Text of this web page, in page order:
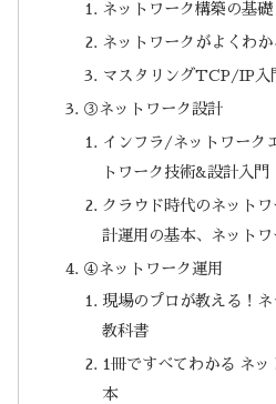
ネットワーク構築の基礎
ネットワークがよくわ
マスタリングTCP/IP入
③ネットワーク設計
インフラ/ネットワーク
トワーク技術&設計入門
クラウド時代のネット
計運用の基本、ネット
④ネットワーク運用
現場のプロが教える！
教科書
1冊ですべてわかる ネ
本